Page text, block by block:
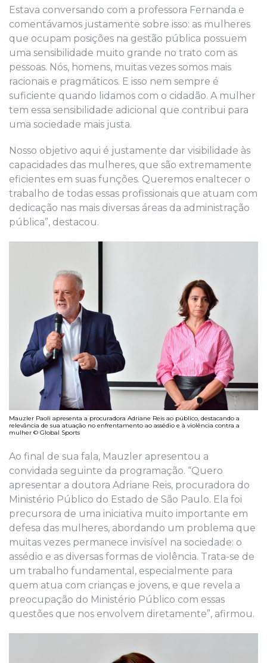
Estava conversando com a professora Fernanda e
comentávamos justamente sobre isso: as mulheres
que ocupam posições na gestão pública possuem
uma sensibilidade muito grande no trato com as
pessoas. Nós, homens, muitas vezes somos mais
racionais e pragmáticos. E isso nem sempre é
suficiente quando lidamos com o cidadão. A mulher
tem essa sensibilidade adicional que contribui para
uma sociedade mais justa.
Nosso objetivo aqui é justamente dar visibilidade às
capacidades das mulheres, que são extremamente
eficientes em suas funções. Queremos enaltecer o
trabalho de todas essas profissionais que atuam com
dedicação nas mais diversas áreas da administração
pública”, destacou.
Mauzler Paoli apresenta a procuradora Adriane Reis ao público, destacando a
relevância de sua atuação no enfrentamento ao assédio e à violência contra a
mulher © Global Sports
Ao final de sua fala, Mauzler apresentou a
convidada seguinte da programação. “Quero
apresentar a doutora Adriane Reis, procuradora do
Ministério Público do Estado de São Paulo. Ela foi
precursora de uma iniciativa muito importante em
defesa das mulheres, abordando um problema que
muitas vezes permanece invisível na sociedade: o
assédio e as diversas formas de violência. Trata-se de
um trabalho fundamental, especialmente para
quem atua com crianças e jovens, e que revela a
preocupação do Ministério Público com essas
questões que nos envolvem diretamente”, afirmou.